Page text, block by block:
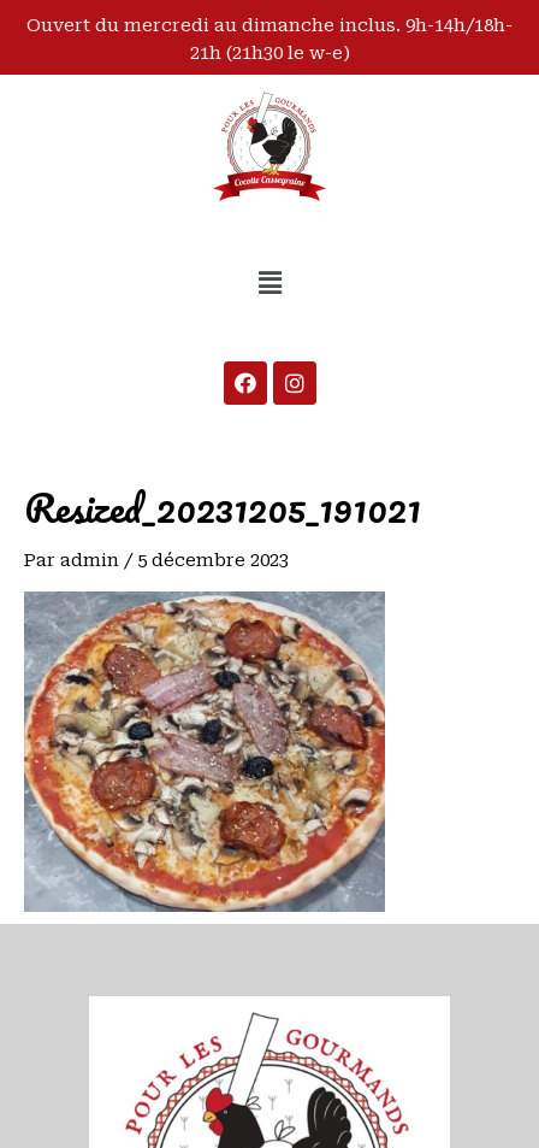
Ouvert du mercredi au dimanche inclus. 9h-14h/18h-
21h (21h30 le w-e)
Resized_20231205_191021
Par admin / 5 décembre 2023